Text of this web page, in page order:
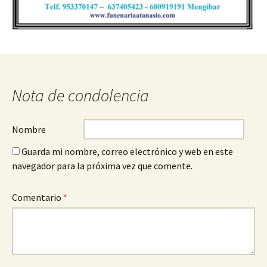
Nota de condolencia
Nombre
Guarda mi nombre, correo electrónico y web en este
navegador para la próxima vez que comente.
Comentario *